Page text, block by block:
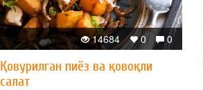
0
0
14684
Қовурилган пиёз ва қовоқли
салат